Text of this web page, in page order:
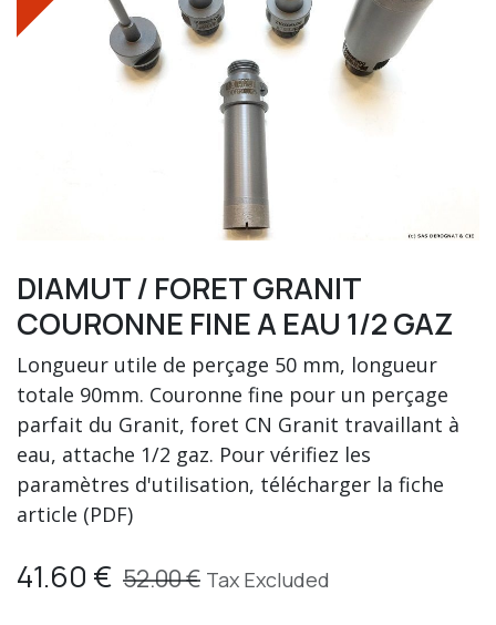
DIAMUT / FORET GRANIT
COURONNE FINE A EAU 1/2 GAZ
Longueur utile de perçage 50 mm, longueur
totale 90mm. Couronne fine pour un perçage
parfait du Granit, foret CN Granit travaillant à
eau, attache 1/2 gaz. Pour vérifiez les
paramètres d'utilisation, télécharger la fiche
article (PDF)
41.60 € 52.00€ Tax Excluded